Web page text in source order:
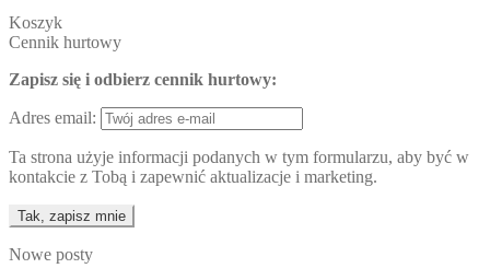
Koszyk
Cennik hurtowy
Zapisz się i odbierz cennik hurtowy:
Adres email:
Ta strona użyje informacji podanych w tym formularzu, aby być w
kontakcie z Tobą i zapewnić aktualizacje i marketing.
Nowe posty